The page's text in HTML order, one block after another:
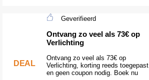
DEAL
Geverifieerd
Ontvang zo veel als 73€ op
Verlichting
Ontvang zo veel als 73€ op
Verlichting, korting reeds toegepast
en geen coupon nodig. Boek nu